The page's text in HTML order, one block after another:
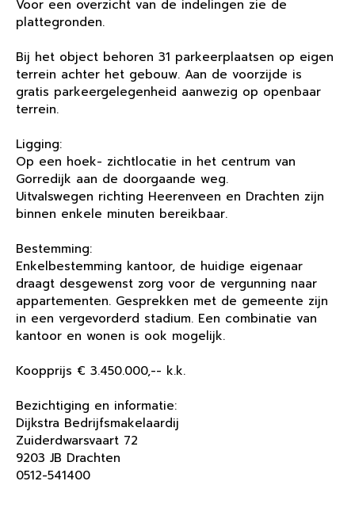
Voor een overzicht van de indelingen zie de
plattegronden.
Bij het object behoren 31 parkeerplaatsen op eigen
terrein achter het gebouw. Aan de voorzijde is
gratis parkeergelegenheid aanwezig op openbaar
terrein.
Ligging:
Op een hoek- zichtlocatie in het centrum van
Gorredijk aan de doorgaande weg.
Uitvalswegen richting Heerenveen en Drachten zijn
binnen enkele minuten bereikbaar.
Bestemming:
Enkelbestemming kantoor, de huidige eigenaar
draagt desgewenst zorg voor de vergunning naar
appartementen. Gesprekken met de gemeente zijn
in een vergevorderd stadium. Een combinatie van
kantoor en wonen is ook mogelijk.
Koopprijs € 3.450.000,-- k.k.
Bezichtiging en informatie:
Dijkstra Bedrijfsmakelaardij
Zuiderdwarsvaart 72
9203 JB Drachten
0512-541400